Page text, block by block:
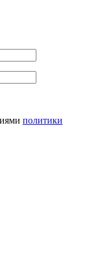
политики